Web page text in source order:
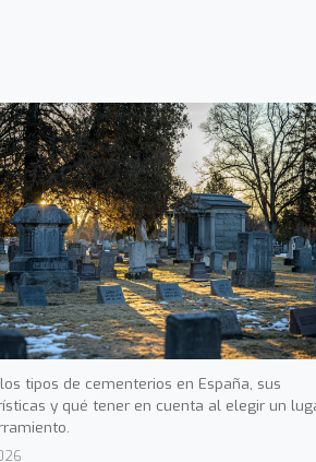
tipos de cementerios en España, sus
y qué tener en cuenta al elegir un